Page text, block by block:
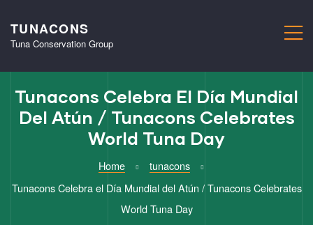
TUNACONS
Tuna Conservation Group
Tunacons Celebra El Día Mundial
Del Atún / Tunacons Celebrates
World Tuna Day
Home
tunacons
Tunacons Celebra el Día Mundial del Atún / Tunacons Celebrates
World Tuna Day